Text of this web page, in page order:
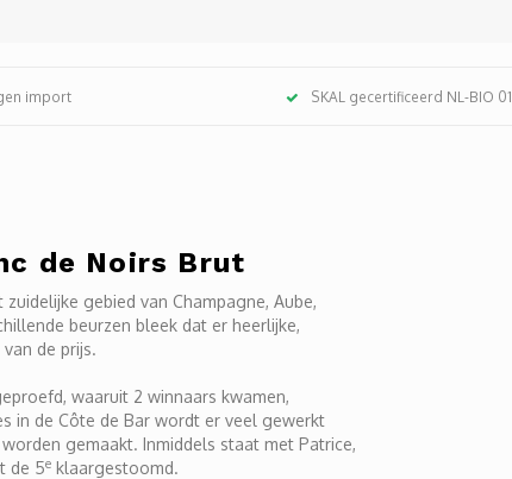
import SKAL gecertificeerd NL-BIO 01
de Noirs Brut
gebied van Champagne, Aube,
beurzen bleek dat er heerlijke,
de prijs.
waaruit 2 winnaars kwamen,
in de Côte de Bar wordt er veel gewerkt
gemaakt. Inmiddels staat met Patrice,
de 5e klaargestoomd.